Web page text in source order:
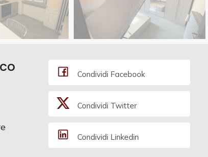
Condividi Facebook
Condividi Twitter
Condividi Linkedin